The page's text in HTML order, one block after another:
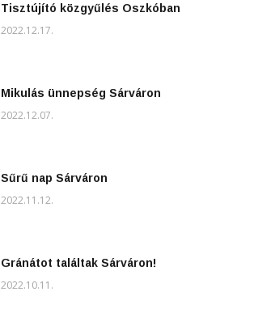
Tisztújító közgyűlés Oszkóban
2022.12.17.
Mikulás ünnepség Sárváron
2022.12.07.
Sűrű nap Sárváron
2022.11.12.
Gránátot találtak Sárváron!
2022.10.11.